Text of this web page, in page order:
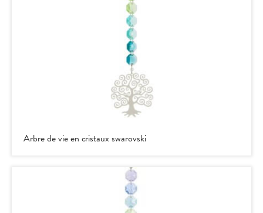
Arbre de vie en cristaux swarovski